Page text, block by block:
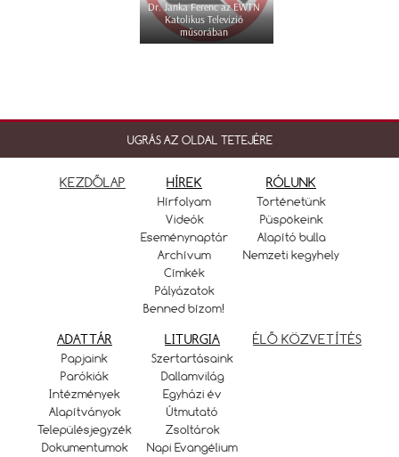
Dr. Janka Ferenc az EWTN
Katolikus Televízió
műsorában
UGRÁS AZ OLDAL TETEJÉRE
KEZDŐLAP HÍREK
Hírfolyam
Videók
Eseménynaptár
Archívum
Címkék
Pályázatok
Benned bízom!
RÓLUNK
Történetünk
Püspökeink
Alapító bulla
Nemzeti kegyhely
ADATTÁR
Papjaink
Parókiák
Intézmények
Alapítványok
Településjegyzék
Dokumentumok
LITURGIA
Szertartásaink
Dallamvilág
Egyházi év
Útmutató
Zsoltárok
Napi Evangélium
ÉLŐ KÖZVETÍTÉS